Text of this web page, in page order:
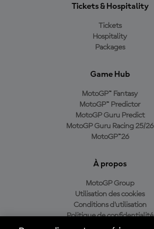
Tickets & Hospitality
Tickets
Hospitality
Packages
Game Hub
MotoGP™ Fantasy
MotoGP™ Predictor
MotoGP Guru Predict
MotoGP Guru Racing 25/26
MotoGP™26
À propos
MotoGP Group
Utilisation des cookies
Conditions d'utilisation
Politique de confidentialité
Politique d’achat